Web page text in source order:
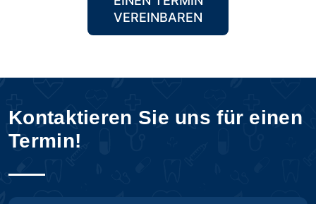
VEREINBAREN
Kontaktieren Sie uns für einen
Termin!